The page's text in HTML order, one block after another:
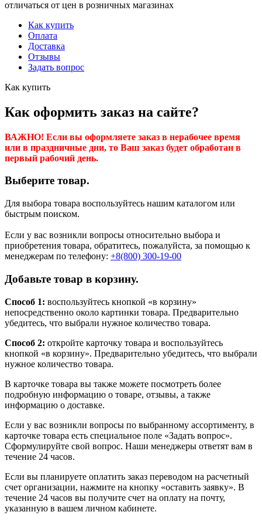
отличаться от цен в розничных магазинах
Как купить
Оплата
Доставка
Отзывы
Задать вопрос
Как купить
Как оформить заказ на сайте?
ВАЖНО! Если вы оформляете заказ в нерабочее время
или в праздничные дни, то Ваш заказ будет обработан в
первый рабочий день.
Выберите товар.
Для выбора товара воспользуйтесь нашим каталогом или
быстрым поиском.
Если у вас возникли вопросы относительно выбора и
приобретения товара, обратитесь, пожалуйста, за помощью к
менеджерам по телефону: +8(800) 300-19-00
Добавьте товар в корзину.
Способ 1: воспользуйтесь кнопкой «в корзину»
непосредственно около картинки товара. Предварительно
убедитесь, что выбрали нужное количество товара.
Способ 2: откройте карточку товара и воспользуйтесь
кнопкой «в корзину». Предварительно убедитесь, что выбрали
нужное количество товара.
В карточке товара вы также можете посмотреть более
подробную информацию о товаре, отзывы, а также
информацию о доставке.
Если у вас возникли вопросы по выбранному ассортименту, в
карточке товара есть специальное поле «Задать вопрос».
Сформулируйте свой вопрос. Наши менеджеры ответят вам в
течение 24 часов.
Если вы планируете оплатить заказ переводом на расчетный
счет организации, нажмите на кнопку «оставить заявку». В
течение 24 часов вы получите счет на оплату на почту,
указанную в вашем личном кабинете.